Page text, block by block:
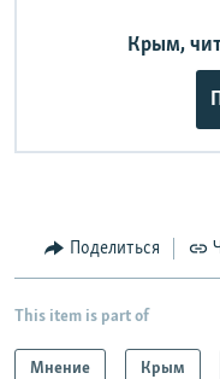
Крым,
Поделиться
This item is part of
Мнение Крым